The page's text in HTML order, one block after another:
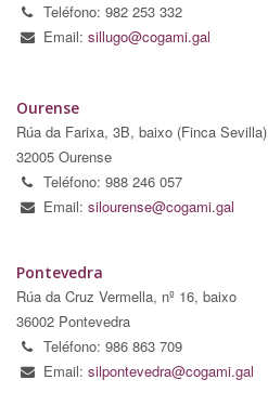
Teléfono: 982 253 332
Email: sillugo@cogami.gal
Ourense
Rúa da Farixa, 3B, baixo (Finca Sevilla)
32005 Ourense
Teléfono: 988 246 057
Email: silourense@cogami.gal
Pontevedra
Rúa da Cruz Vermella, nº 16, baixo
36002 Pontevedra
Teléfono: 986 863 709
Email: silpontevedra@cogami.gal